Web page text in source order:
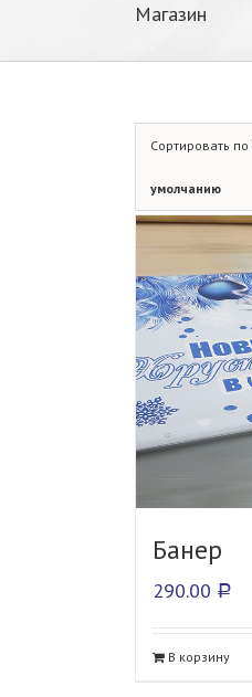
Магазин
Сортировать по
умолчанию
Банер
290.00 Р
В корзину